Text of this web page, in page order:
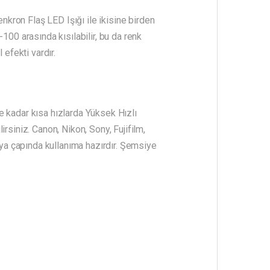
Flaş LED Işığı ile ikisine birden
arasında kısılabilir, bu da renk
efekti vardır.
kısa hızlarda Yüksek Hızlı
Canon, Nikon, Sony, Fujifilm,
çapında kullanıma hazırdır. Şemsiye